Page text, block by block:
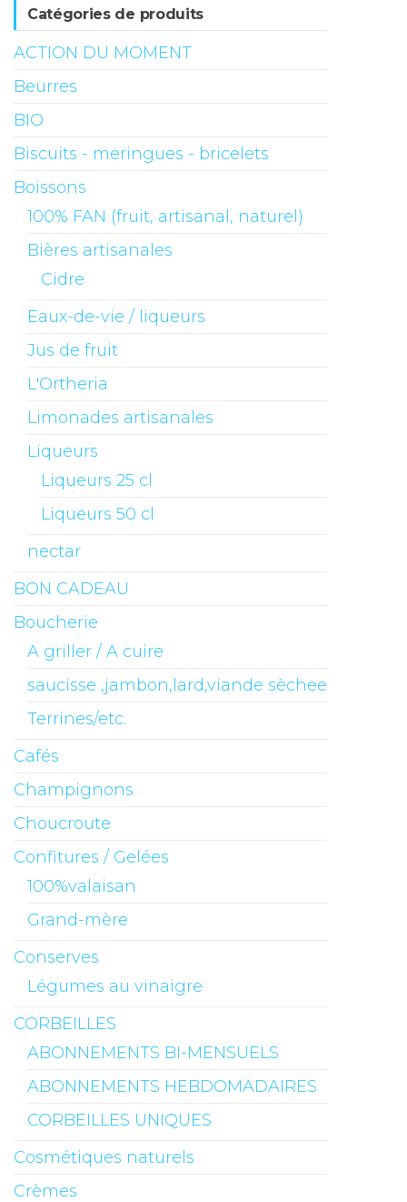
Catégories de produits
ACTION DU MOMENT
Beurres
BIO
Biscuits - meringues - bricelets
Boissons
100% FAN (fruit, artisanal, naturel)
Bières artisanales
Cidre
Eaux-de-vie / liqueurs
Jus de fruit
L'Ortheria
Limonades artisanales
Liqueurs
Liqueurs 25 cl
Liqueurs 50 cl
nectar
BON CADEAU
Boucherie
A griller / A cuire
saucisse ,jambon,lard,viande sèchee
Terrines/etc.
Cafés
Champignons
Choucroute
Confitures / Gelées
100%valaisan
Grand-mère
Conserves
Légumes au vinaigre
CORBEILLES
ABONNEMENTS BI-MENSUELS
ABONNEMENTS HEBDOMADAIRES
CORBEILLES UNIQUES
Cosmétiques naturels
Crèmes